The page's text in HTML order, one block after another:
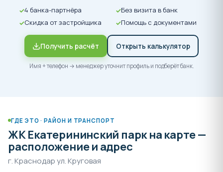
4 банка-партнёра
Без визита в банк
Скидка от застройщика
Помощь с документами
Получить расчёт Открыть калькулятор
Имя + телефон → менеджер уточнит профиль и подберёт банк.
ГДЕ ЭТО · РАЙОН И ТРАНСПОРТ
ЖК Екатерининский парк на карте —
расположение и адрес
г. Краснодар ул. Круговая